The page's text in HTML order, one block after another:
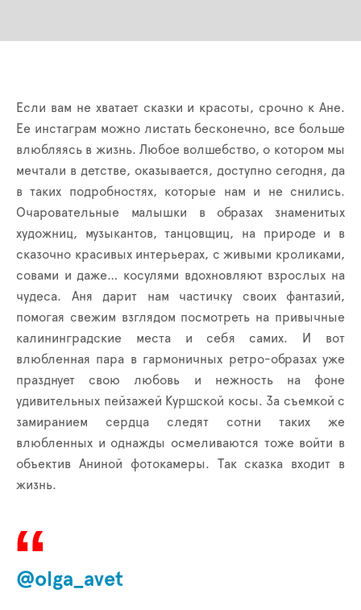
Если вам не хватает сказки и красоты, срочно к Ане.
Ее инстаграм можно листать бесконечно, все больше
влюбляясь в жизнь. Любое волшебство, о котором мы
мечтали в детстве, оказывается, доступно сегодня, да
в таких подробностях, которые нам и не снились.
Очаровательные малышки в образах знаменитых
художниц, музыкантов, танцовщиц, на природе и в
сказочно красивых интерьерах, с живыми кроликами,
совами и даже… косулями вдохновляют взрослых на
чудеса. Аня дарит нам частичку своих фантазий,
помогая свежим взглядом посмотреть на привычные
калининградские места и себя самих. И вот
влюбленная пара в гармоничных ретро-образах уже
празднует свою любовь и нежность на фоне
удивительных пейзажей Куршской косы. За съемкой с
замиранием сердца следят сотни таких же
влюбленных и однажды осмеливаются тоже войти в
объектив Аниной фотокамеры. Так сказка входит в
жизнь.
@olga_avet